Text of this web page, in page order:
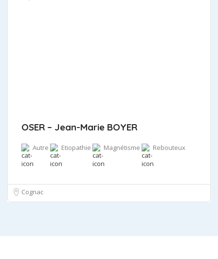
OSER – Jean-Marie BOYER
Autre Etiopathie Magnétisme Rebouteux
Cognac